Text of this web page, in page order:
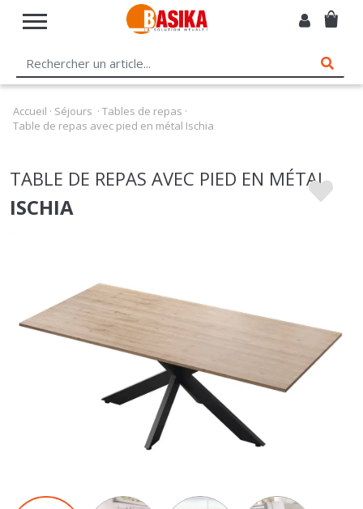
Accueil · Séjours · Tables de repas ·
Table de repas avec pied en métal Ischia
TABLE DE REPAS AVEC PIED EN MÉTAL
ISCHIA